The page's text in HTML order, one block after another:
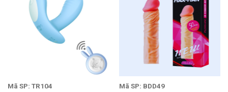
Mã SP: TR104
Mã SP: BDD49